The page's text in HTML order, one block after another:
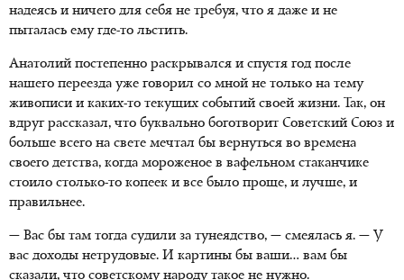
надеясь и ничего для себя не требуя, что я даже и не
пыталась ему где-то льстить.
Анатолий постепенно раскрывался и спустя год после
нашего переезда уже говорил со мной не только на тему
живописи и каких-то текущих событий своей жизни. Так, он
вдруг рассказал, что буквально боготворит Советский Союз и
больше всего на свете мечтал бы вернуться во времена
своего детства, когда мороженое в вафельном стаканчике
стоило столько-то копеек и все было проще, и лучше, и
правильнее.
— Вас бы там тогда судили за тунеядство, — смеялась я. — У
вас доходы нетрудовые. И картины бы ваши… вам бы
сказали, что советскому народу такое не нужно.